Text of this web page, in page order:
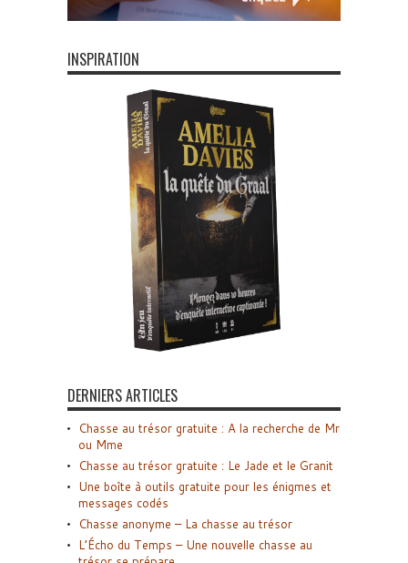
INSPIRATION
DERNIERS ARTICLES
Chasse au trésor gratuite : A la recherche de Mr
ou Mme
Chasse au trésor gratuite : Le Jade et le Granit
Une boîte à outils gratuite pour les énigmes et
messages codés
Chasse anonyme – La chasse au trésor
L’Écho du Temps – Une nouvelle chasse au